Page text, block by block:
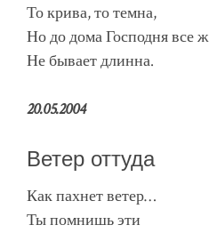
То крива, то темна,
Но до дома Господня все ж
Не бывает длинна.
20.05.2004
Ветер оттуда
Как пахнет ветер…
Ты помнишь эти